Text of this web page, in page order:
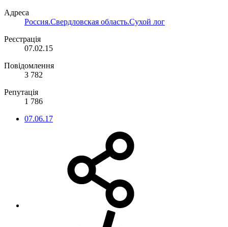
Адреса
Россия.Свердловская область.Сухой лог
Реєстрація
07.02.15
Повідомлення
3 782
Репутація
1 786
07.06.17